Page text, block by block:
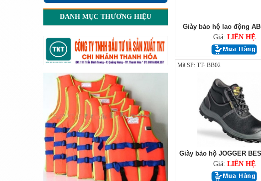
DANH MỤC THƯƠNG HIỆU
Giày bảo hộ lao động
Giá: LIÊN HỆ
Mã SP: TT- BB02
Giày bảo hộ JOGGER
Giá: LIÊN HỆ